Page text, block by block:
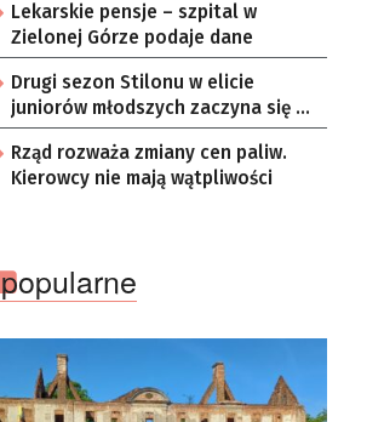
Lekarskie pensje – szpital w
Zielonej Górze podaje dane
Drugi sezon Stilonu w elicie
juniorów młodszych zaczyna się w
sobotę
Rząd rozważa zmiany cen paliw.
Kierowcy nie mają wątpliwości
popularne